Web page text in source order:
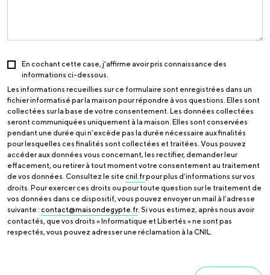
En cochant cette case, j’affirme avoir pris connaissance des
informations ci-dessous.
Les informations recueillies sur ce formulaire sont enregistrées dans un
fichier informatisé par la maison pour répondre à vos questions. Elles sont
collectées sur la base de votre consentement. Les données collectées
seront communiquées uniquement à la maison. Elles sont conservées
pendant une durée qui n’excède pas la durée nécessaire aux finalités
pour lesquelles ces finalités sont collectées et traitées. Vous pouvez
accéder aux données vous concernant, les rectifier, demander leur
effacement, ou retirer à tout moment votre consentement au traitement
de vos données. Consultez le site cnil.frpour plus d’informations sur vos
droits. Pour exercer ces droits ou pour toute question sur le traitement de
vos données dans ce dispositif, vous pouvez envoyer un mail à l’adresse
suivante : contact@maisondegypte.fr. Si vous estimez, après nous avoir
contactés, que vos droits « Informatique et Libertés » ne sont pas
respectés, vous pouvez adresser une réclamation à la CNIL.